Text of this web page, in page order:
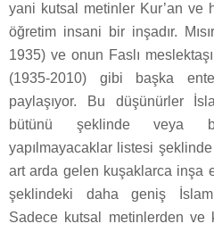
yani kutsal metinler Kur’an ve
öğretim insani bir inşadır.
1935) ve onun Faslı
(1935-2010) gibi başka
paylaşıyor. Bu düşünürler
bütünü şeklinde veya
yapılmayacaklar listesi
art arda gelen kuşaklarca inşa
şeklindeki daha geniş
Sadece kutsal metinlerden ve